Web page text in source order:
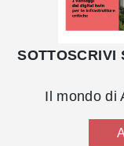
SOTTOSCRIVI
Il mondo di